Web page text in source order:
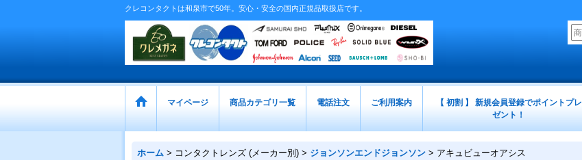
クレコンタクトは和泉市で50年。安心・安全の国内正規品取扱店です。
マイページ 商品カテゴリ一覧 電話注文 ご利用案内
【 初割 】 新規会員登録でポイントプレ
ゼント！
ホーム > コンタクトレンズ (メーカー別) > ジョンソンエンドジョンソン > アキュビューオアシス